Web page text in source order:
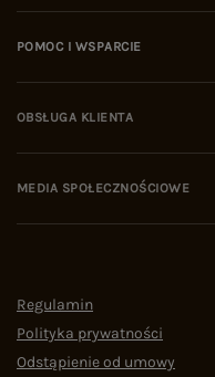
POMOC I WSPARCIE
OBSŁUGA KLIENTA
MEDIA SPOŁECZNOŚCIOWE
Regulamin
Polityka prywatności
Odstąpienie od umowy